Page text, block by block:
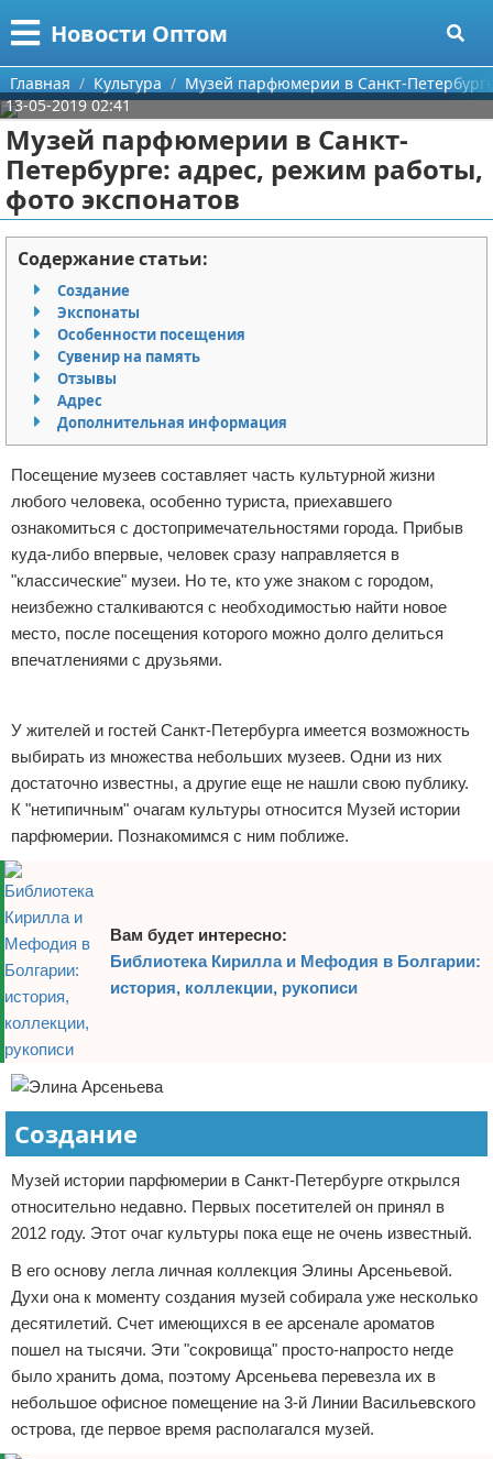
Новости Оптом
Меню
Главная
Категории
Информационные технологии
Автомобили
Знаменитости
Политика
Природа
Философия
Культура
Экономика
Разное
Поиск
О проекте
Контакты
Сотрудничество
Размещение рекламы
Для правообладателей
Условия предоставления информации
Отказ от ответственности
Главная Культура
Музей парфюмерии в Санкт-
13-05-2019 02:41
Музей парфюмерии в Санкт-
Петербурге: адрес, режим работы,
фото экспонатов
Содержание статьи:
Создание
Экспонаты
Особенности посещения
Сувенир на память
Отзывы
Адрес
Дополнительная информация
Посещение музеев составляет часть культурной жизни
любого человека, особенно туриста, приехавшего
ознакомиться с достопримечательностями города. Прибыв
куда-либо впервые, человек сразу направляется в
"классические" музеи. Но те, кто уже знаком с городом,
неизбежно сталкиваются с необходимостью найти новое
место, после посещения которого можно долго делиться
впечатлениями с друзьями.
У жителей и гостей Санкт-Петербурга имеется возможность
выбирать из множества небольших музеев. Одни из них
достаточно известны, а другие еще не нашли свою публику.
К "нетипичным" очагам культуры относится Музей истории
парфюмерии. Познакомимся с ним поближе.
Вам будет интересно:
Библиотека Кирилла и Мефодия в Болгарии:
история, коллекции, рукописи
Создание
Музей истории парфюмерии в Санкт-Петербурге открылся
относительно недавно. Первых посетителей он принял в
2012 году. Этот очаг культуры пока еще не очень известный.
В его основу легла личная коллекция Элины Арсеньевой.
Духи она к моменту создания музей собирала уже несколько
десятилетий. Счет имеющихся в ее арсенале ароматов
пошел на тысячи. Эти "сокровища" просто-напросто негде
было хранить дома, поэтому Арсеньева перевезла их в
небольшое офисное помещение на 3-й Линии Васильевского
острова, где первое время располагался музей.